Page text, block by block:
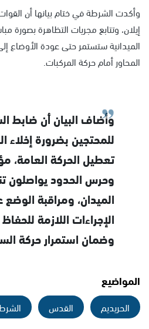
وأكدت الشرطة في ختام بيانها أن
إيلان، وتتابع مجريات التظاهرة بصورة
الميدانية ستستمر حتى عودة الأوضاع
المحاور أمام حركة المركبات.
وأضاف البيان أن ضابط
للمحتجين بضرورة
تعطيل الحركة العامة،
وحرس الحدود يواصلون
الميدان، ومراقبة
الإجراءات اللازمة
وضمان استمرار حركة
المواضيع
الحريديم القدس